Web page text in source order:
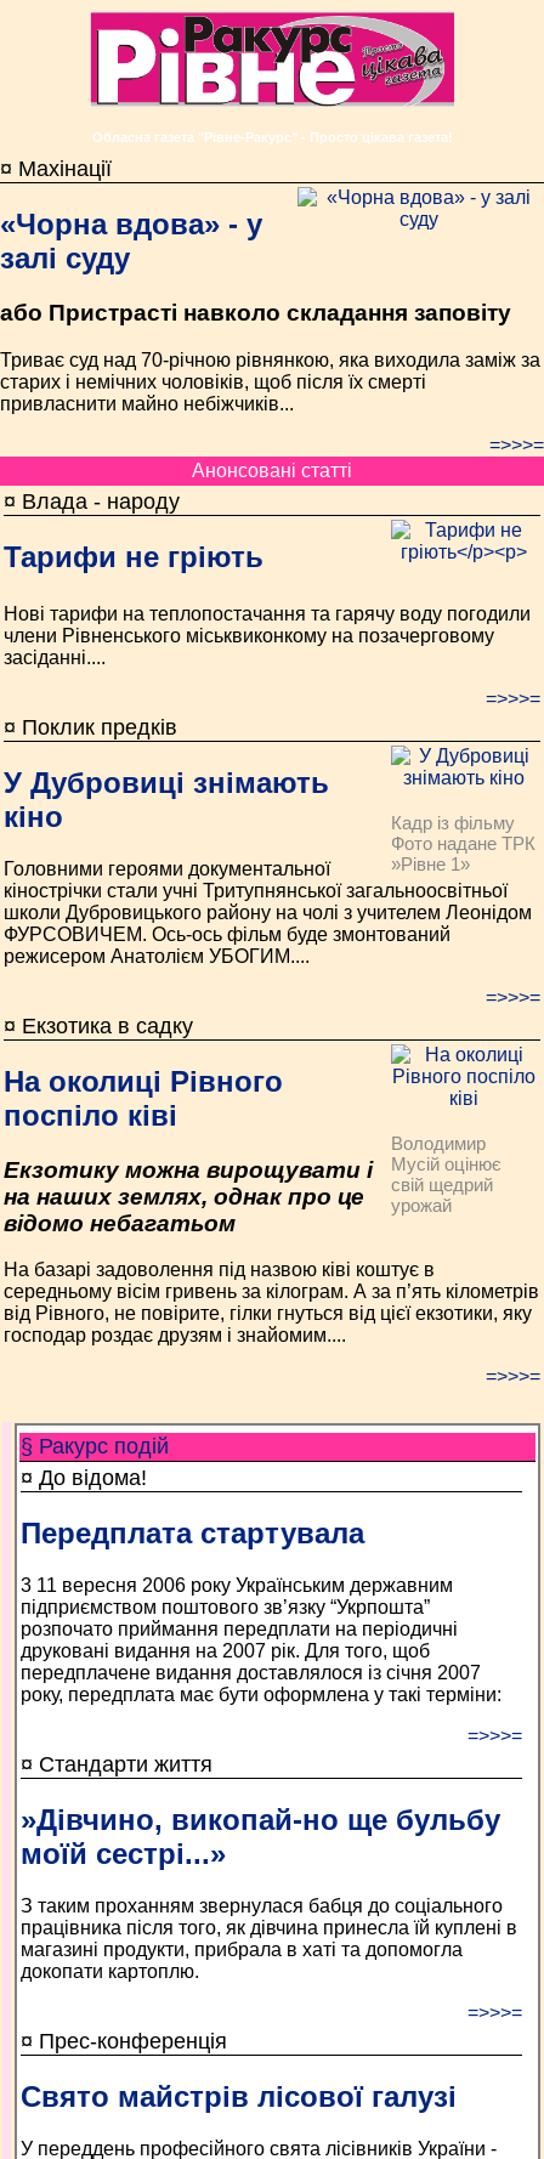
Обласна газета "Рівне-Ракурс" - Просто цікава газета!
¤ Махінації
«Чорна вдова» - у
залі суду
або Пристрасті навколо складання заповіту
Триває суд над 70-річною рівнянкою, яка виходила заміж за
старих і немічних чоловіків, щоб після їх смерті
привласнити майно небіжчиків...
=>>>=
Анонсовані статті
¤ Влада - народу
Тарифи не гріють
Нові тарифи на теплопостачання та гарячу воду погодили
члени Рівненського міськвиконкому на позачерговому
засіданні....
=>>>=
¤ Поклик предків
Кадр із фільму
Фото надане ТРК
»Рівне 1»
У Дубровиці знімають
кіно
Головними героями документальної
кінострічки стали учні Тритупнянської загальноосвітньої
школи Дубровицького району на чолі з учителем Леонідом
ФУРСОВИЧЕМ. Ось-ось фільм буде змонтований
режисером Анатолієм УБОГИМ....
=>>>=
¤ Екзотика в садку
Володимир
Мусій оцінює
свій щедрий
урожай
На околиці Рівного
поспіло ківі
Екзотику можна вирощувати і
на наших землях, однак про це
відомо небагатьом
На базарі задоволення під назвою ківі коштує в
середньому вісім гривень за кілограм. А за п’ять кілометрів
від Рівного, не повірите, гілки гнуться від цієї екзотики, яку
господар роздає друзям і знайомим....
=>>>=
§ Ракурс подій
¤ До відома!
Передплата стартувала
3 11 вересня 2006 року Українським державним
підприємством поштового зв’язку “Укрпошта”
розпочато приймання передплати на періодичні
друковані видання на 2007 рік. Для того, щоб
передплачене видання доставлялося із січня 2007
року, передплата має бути оформлена у такі терміни:
=>>>=
¤ Стандарти життя
»Дівчино, викопай-но ще бульбу
моїй сестрі...»
З таким проханням звернулася бабця до соціального
працівника після того, як дівчина принесла їй куплені в
магазині продукти, прибрала в хаті та допомогла
докопати картоплю.
=>>>=
¤ Прес-конференція
Свято майстрів лісової галузі
У переддень професійного свята лісівників України -